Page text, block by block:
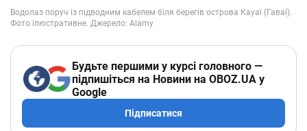
Будьте першими у курсі головного —
підпишіться на Новини на OBOZ.UA у
Google
Підписатися